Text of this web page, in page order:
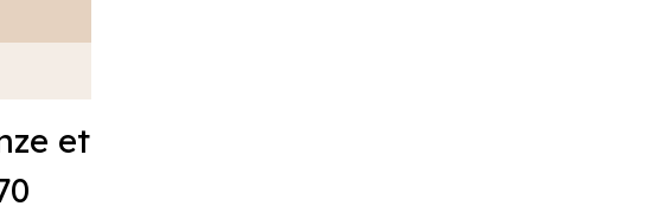
et